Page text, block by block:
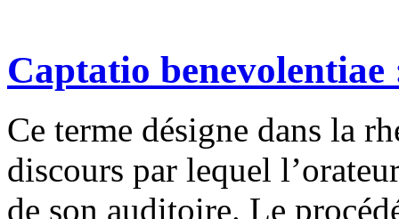
Captatio benevolentiae
Ce terme désigne dans la
discours par lequel
de son auditoire. Le